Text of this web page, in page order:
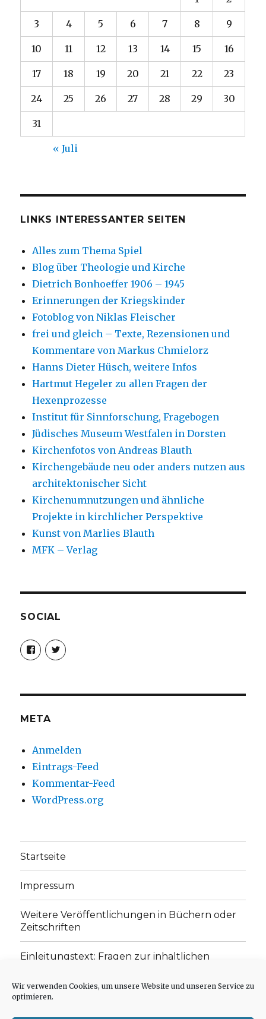
Wir verwenden Cookies, um unsere Website und unseren Service zu
optimieren.
3 4 5 6 7 8 9
10 11 12 13 14 15 16
17 18 19 20 21 22 23
24 25 26 27 28 29 30
31
« Juli
LINKS INTERESSANTER SEITEN
Alles zum Thema Spiel
Blog über Theologie und Kirche
Dietrich Bonhoeffer 1906 – 1945
Erinnerungen der Kriegskinder
Fotoblog von Niklas Fleischer
frei und gleich – Texte, Rezensionen und
Kommentare von Markus Chmielorz
Hanns Dieter Hüsch, weitere Infos
Hartmut Hegeler zu allen Fragen der
Hexenprozesse
Institut für Sinnforschung, Fragebogen
Jüdisches Museum Westfalen in Dorsten
Kirchenfotos von Andreas Blauth
Kirchengebäude neu oder anders nutzen aus
architektonischer Sicht
Kirchenumnutzungen und ähnliche
Projekte in kirchlicher Perspektive
Kunst von Marlies Blauth
MFK – Verlag
SOCIAL
Profil
von
christoph.fleischer1
anzeigen
Profil
von
anzeigen
META
Anmelden
Eintrags-Feed
Kommentar-Feed
WordPress.org
Startseite
Impressum
Weitere Veröffentlichungen in Büchern oder
Zeitschriften
Einleitungstext: Fragen zur inhaltlichen
„schwachen Glaubens“